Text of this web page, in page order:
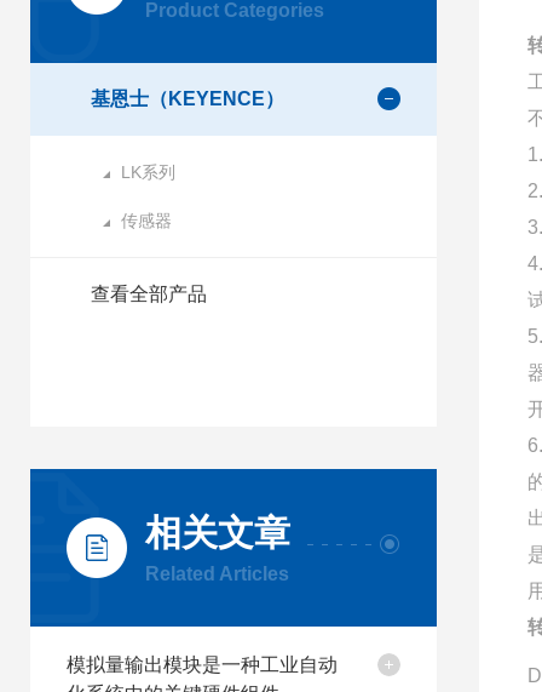
Product Categories
基恩士（KEYENCE）
LK系列
传感器
查看全部产品
相关文章
Related Articles
模拟量输出模块是一种工业自动